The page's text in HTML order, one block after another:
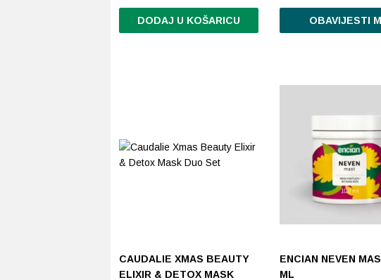
DODAJ U KOŠARICU OBAVIJESTI
CAUDALIE XMAS BEAUTY
ELIXIR & DETOX MASK
ENCIAN NEVEN
ML